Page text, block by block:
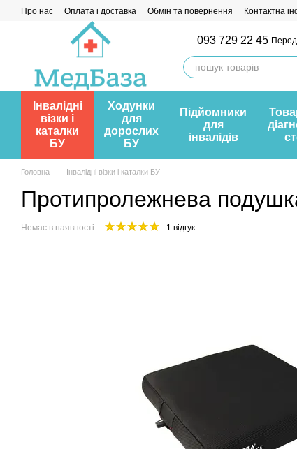
Перейти до основного контенту
Про нас Оплата і доставка Обмін та повернення Контактна
093 729 22 45
Інвалідні
візки і
каталки
БУ
Ходунки
для
дорослих
БУ
Підйомники
для
інвалідів
Головна Інвалідні візки і каталки БУ
Протипролежнева
Немає в наявності 1 відгук